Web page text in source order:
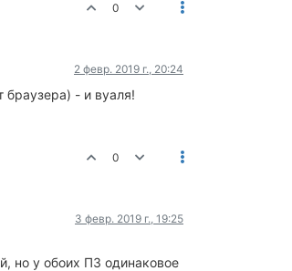
0
2 февр. 2019 г., 20:24
браузера) - и вуаля!
0
3 февр. 2019 г., 19:25
но у обоих ПЗ одинаковое